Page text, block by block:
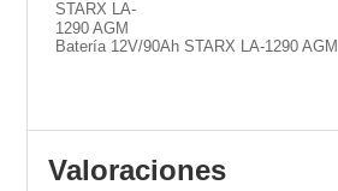
Batería 12V/90Ah STARX LA-1290 AGM
Valoraciones